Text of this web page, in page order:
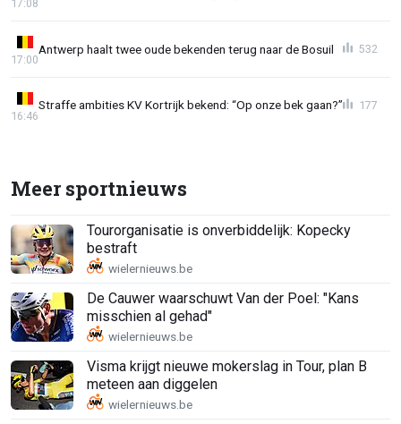
17:08
Antwerp haalt twee oude bekenden terug naar de Bosuil
17:00
532
Straffe ambities KV Kortrijk bekend: “Op onze bek gaan?”
16:46
177
Meer sportnieuws
Tourorganisatie is onverbiddelijk: Kopecky
bestraft
De Cauwer waarschuwt Van der Poel: "Kans
misschien al gehad"
Visma krijgt nieuwe mokerslag in Tour, plan B
meteen aan diggelen